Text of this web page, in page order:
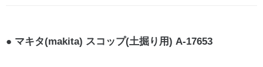
マキタ(makita) スコップ(土掘り用) A-17653